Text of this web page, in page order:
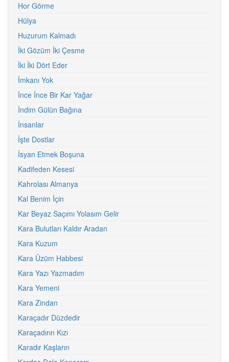
Hor Görme
Hülya
Huzurum Kalmadı
İki Gözüm İki Çesme
İki İki Dört Eder
İmkanı Yok
İnce İnce Bir Kar Yağar
İndim Gülün Bağına
İnsanlar
İşte Dostlar
İsyan Etmek Boşuna
Kadifeden Kesesi
Kahrolası Almanya
Kal Benim İçin
Kar Beyaz Saçımı Yolasım Gelir
Kara Bulutları Kaldır Aradan
Kara Kuzum
Kara Üzüm Habbesi
Kara Yazı Yazmadım
Kara Yemeni
Kara Zindan
Karaçadır Düzdedir
Karaçadırın Kızı
Karadır Kaşların